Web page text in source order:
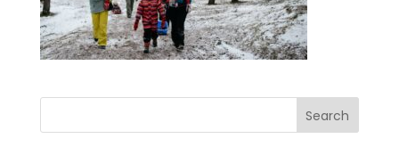
Search